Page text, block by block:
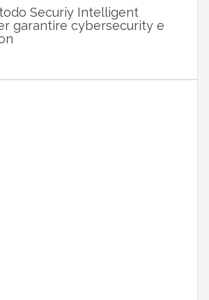
Securiy Intelligent
garantire cybersecurity e